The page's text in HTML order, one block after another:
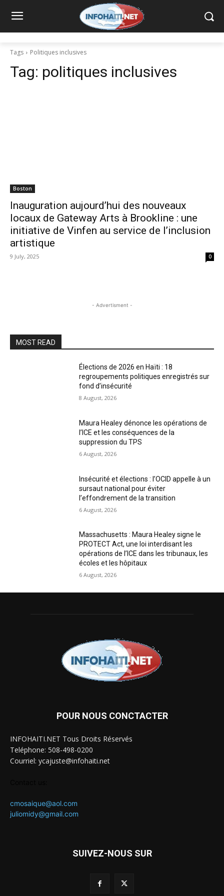
Tags Politiques inclusives
Tag: politiques inclusives
Boston
Inauguration aujourd’hui des nouveaux
locaux de Gateway Arts à Brookline : une
initiative de Vinfen au service de l’inclusion
artistique
9 July, 2025 0
- Advertisment -
MOST READ
Élections de 2026 en Haïti : 18
regroupements politiques enregistrés sur
fond d’insécurité
8 August, 2026
Maura Healey dénonce les opérations de
l’ICE et les conséquences de la
suppression du TPS
6 August, 2026
Insécurité et élections : l’OCID appelle à un
sursaut national pour éviter
l’effondrement de la transition
6 August, 2026
Massachusetts : Maura Healey signe le
PROTECT Act, une loi interdisant les
opérations de l’ICE dans les tribunaux, les
écoles et les hôpitaux
6 August, 2026
POUR NOUS CONCTACTER
INFOHAITI.NET Tous Droits Réservés
Teléphone: 508-498-0200
Courriel: ycajuste@infohaiti.net
cmosaique@aol.com
juliomidy@gmail.com
SUIVEZ-NOUS SUR